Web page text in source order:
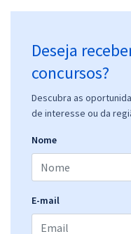
Deseja
concursos?
Descubra as
de interesse ou da
Nome
E-mail